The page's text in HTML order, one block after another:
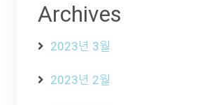
Archives
2023년 3월
2023년 2월